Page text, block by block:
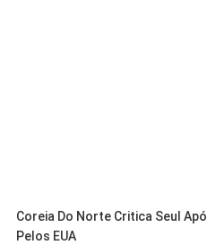
Coreia Do Norte Critica Seul
Pelos EUA